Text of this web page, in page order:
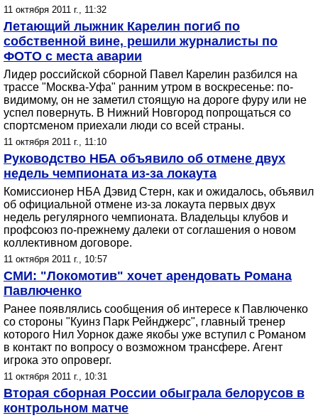
11 октября 2011 г., 11:32
Летающий лыжник Карелин погиб по
собственной вине, решили журналисты по
ФОТО с места аварии
Лидер российской сборной Павел Карелин разбился на
трассе "Москва-Уфа" ранним утром в воскресенье: по-
видимому, он не заметил стоящую на дороге фуру или не
успел повернуть. В Нижний Новгород попрощаться со
спортсменом приехали люди со всей страны.
11 октября 2011 г., 11:10
Руководство НБА объявило об отмене двух
недель чемпионата из-за локаута
Комиссионер НБА Дэвид Стерн, как и ожидалось, объявил
об официальной отмене из-за локаута первых двух
недель регулярного чемпионата. Владельцы клубов и
профсоюз по-прежнему далеки от соглашения о новом
коллективном договоре.
11 октября 2011 г., 10:57
СМИ: "Локомотив" хочет арендовать Романа
Павлюченко
Ранее появлялись сообщения об интересе к Павлюченко
со стороны "Куинз Парк Рейнджерс", главный тренер
которого Нил Уорнок даже якобы уже вступил с Романом
в контакт по вопросу о возможном трансфере. Агент
игрока это опроверг.
11 октября 2011 г., 10:31
Вторая сборная России обыграла белорусов в
контрольном матче